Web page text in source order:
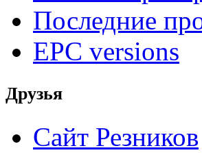
Последние
EPC versions
Друзья
Сайт Резников